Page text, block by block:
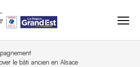
le bâti ancien en Alsace